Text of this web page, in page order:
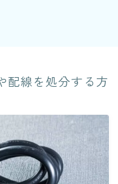
配線を処分する方